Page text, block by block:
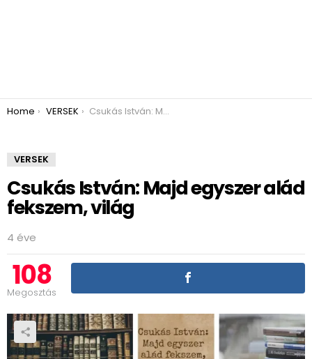
You are here:
Home VERSEK Csukás István: Majd egyszer alád fekszem, világ
VERSEK
Csukás István: Majd egyszer alád
fekszem, világ
4 éve
108
Megosztás